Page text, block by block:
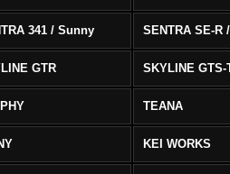
341 / Sunny SENTRA SE-R
GTR SKYLINE GTS-
TEANA
KEI WORKS